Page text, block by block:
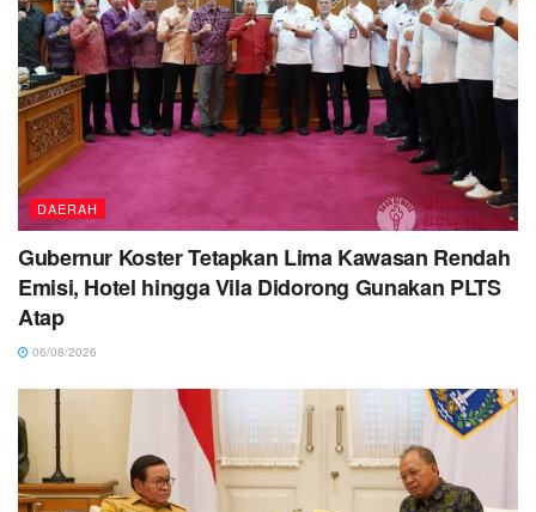
DAERAH
Gubernur Koster Tetapkan Lima Kawasan Rendah
Emisi, Hotel hingga Vila Didorong Gunakan PLTS
Atap
06/08/2026